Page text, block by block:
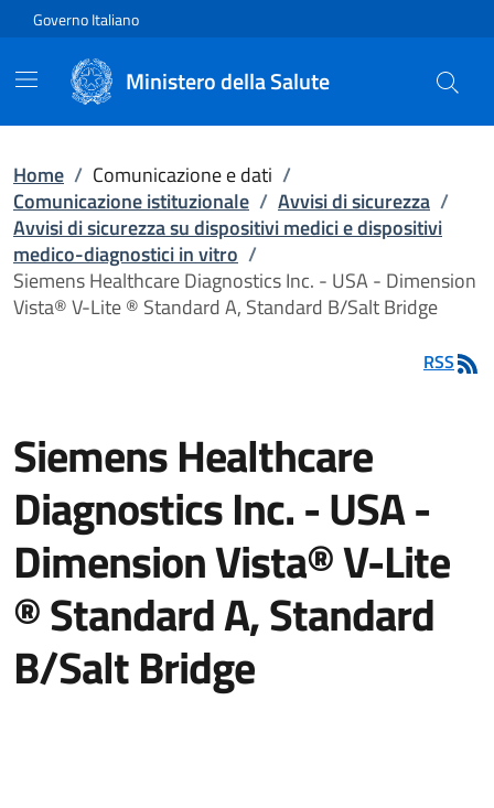
Vai direttamente al contenuto
Governo Italiano
Ministero della Salute
Home / Comunicazione e dati /
Comunicazione istituzionale / Avvisi di sicurezza /
Avvisi di sicurezza su dispositivi medici e dispositivi
medico-diagnostici in vitro /
Siemens Healthcare Diagnostics Inc. - USA - Dimension
Vista® V-Lite ® Standard A, Standard B/Salt Bridge
RSS
Siemens Healthcare
Diagnostics Inc. - USA -
Dimension Vista® V-Lite
® Standard A, Standard
B/Salt Bridge